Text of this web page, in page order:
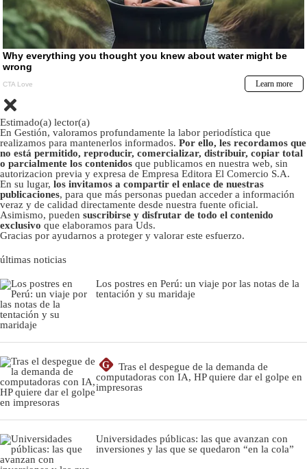
Estimado(a) lector(a)
En Gestión, valoramos profundamente la labor periodística que
realizamos para mantenerlos informados. Por ello, les recordamos que
no está permitido, reproducir, comercializar, distribuir, copiar total
o parcialmente los contenidos que publicamos en nuestra web, sin
autorizacion previa y expresa de Empresa Editora El Comercio S.A.
En su lugar, los invitamos a compartir el enlace de nuestras
publicaciones, para que más personas puedan acceder a información
veraz y de calidad directamente desde nuestra fuente oficial.
Asimismo, pueden suscribirse y disfrutar de todo el contenido
exclusivo que elaboramos para Uds.
Gracias por ayudarnos a proteger y valorar este esfuerzo.
últimas noticias
Los postres en Perú: un viaje por las notas de la
tentación y su maridaje
G
Tras el despegue de la demanda de
computadoras con IA, HP quiere dar el golpe en
impresoras
Universidades públicas: las que avanzan con
inversiones y las que se quedaron “en la cola”